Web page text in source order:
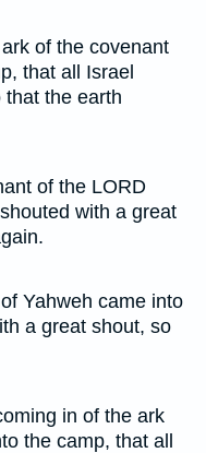
of the covenant
that all Israel
the earth
of the LORD
with a great
Yahweh came into
a great shout, so
in of the ark
the camp, that all